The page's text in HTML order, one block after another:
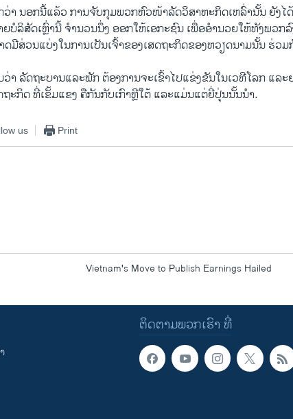
ວ່າ ນອກ​ນີ້​ແລ້ວ ການ​ຈັບ​ກຸມ​ພວກ​ຫົວໜ້າ​ລັດ​ວິ​ສາ​ຫະກິດ​ເຫລົ່າ​ນັ້ນ ​ຍັງ​ໄ
ຍບໍລິສັດ​ເຫຼົ່ານີ້ ຈໍານວນ​ນຶ່ງ ອອກ​ໃຫ້​ເອກະ​ຊົນ ​ເພື່ອອໍາ​ນວຍ​ໃຫ້​ທັງ​ພວກ​
ດ​ມີ​ສ່ວນ​ແບ່ງ​ໃນ​ການ​ເປັນ​ເຈົ້າຂອງເສດຖະກິດ​ຂອງ​ຫວຽດນາມນັ້ນ ຮ່ວມ​
າ ລັດຖະບານແລະ​ພັກ ​ຕ້ອງການ​ຈະ​ເຂົ້າ​ໄປ​ແຂ່ງຂັນໃນ​ເວທີ​ໂລກ ​ແລະ​
ະກິດ ທີ່​ເຂັ້ມ​ແຂງ ​ຄື​ກັນ​ກັບເກົາຫຼີ​ໃຕ້ ​ແລະ​ແມ່ນ​ແຕ່​ຍີ່ປຸ່ນ​ນັ້ນ​ນໍາ.
us Print
Vietnam's Move to Publish Earnings Hailed
ຕິດຕາມພວກເຮົາ ທີ່